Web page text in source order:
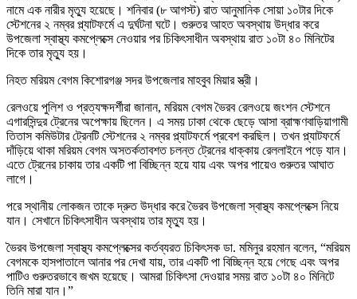
নামে এক নারীর মৃত্যু হয়েছে। শনিবার (৮ আগস্ট) রাত আনুমানিক সোয়া ১০টার দিকে
স্টেশনের ২ নম্বর প্ল্যাটফর্মে এ দুর্ঘটনা ঘটে। গুরুতর আহত অবস্থায় উদ্ধার করে
উপজেলা স্বাস্থ্য কমপ্লেক্সে নেওয়ার পর চিকিৎসাধীন অবস্থায় রাত ১০টা ৪০ মিনিটের
দিকে তার মৃত্যু হয়।
নিহত মরিয়ম বেগম কিশোরগঞ্জ সদর উপজেলার মাহবুব মিয়ার স্ত্রী।
রেলওয়ে পুলিশ ও প্রত্যক্ষদর্শীরা জানান, মরিয়ম বেগম ভৈরব রেলওয়ে জংশন স্টেশনে
এগারসিন্দুর ট্রেনের অপেক্ষায় ছিলেন। এ সময় ঢাকা থেকে ছেড়ে আসা ব্রাহ্মণবাড়িয়াগামী
তিতাস কমিউটার ট্রেনটি স্টেশনের ২ নম্বর প্ল্যাটফর্মে প্রবেশ করছিল। তখন প্ল্যাটফর্মে
দাঁড়িয়ে থাকা মরিয়ম বেগম অসতর্কতাবশত চলন্ত ট্রেনের ধাক্কায় রেললাইনে পড়ে যান।
এতে ট্রেনের চাকায় তার একটি পা বিচ্ছিন্ন হয়ে যায় এবং অপর পায়েও গুরুতর আঘাত
লাগে।
পরে স্থানীয় লোকজন তাকে দ্রুত উদ্ধার করে ভৈরব উপজেলা স্বাস্থ্য কমপ্লেক্সে নিয়ে
যান। সেখানে চিকিৎসাধীন অবস্থায় তার মৃত্যু হয়।
ভৈরব উপজেলা স্বাস্থ্য কমপ্লেক্সের কর্তব্যরত চিকিৎসক ডা. মমিনুর রহমান বলেন, “মরিয়ম
বেগমকে হাসপাতালে আনার পর দেখা যায়, তার একটি পা বিচ্ছিন্ন হয়ে গেছে এবং অপর
পাটিও গুরুতরভাবে জখম হয়েছে। আমরা চিকিৎসা দেওয়ার সময় রাত ১০টা ৪০ মিনিটে
তিনি মারা যান।”